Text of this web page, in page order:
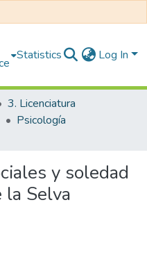
Statistics Log In
3. Licenciatura
Psicología
y soledad
la Selva